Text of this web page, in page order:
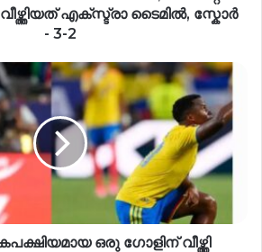
എക്‌സ്ട്രാ ടൈമിൽ, സ്കോർ
- 3-2
ഒരു ഗോളിന് വീഴ്ത്തി